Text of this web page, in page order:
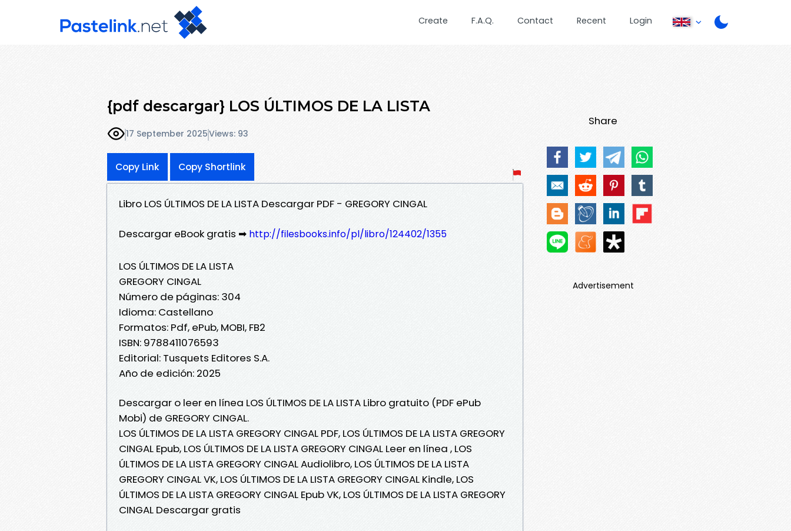
Create F.A.Q. Contact Recent Login
{pdf descargar} LOS ÚLTIMOS DE LA LISTA
17 September 2025Views: 93
Copy Link Copy Shortlink
Libro LOS ÚLTIMOS DE LA LISTA Descargar PDF - GREGORY CINGAL
Descargar eBook gratis ➡ http://filesbooks.info/pl/libro/124402/1355
LOS ÚLTIMOS DE LA LISTA
GREGORY CINGAL
Número de páginas: 304
Idioma: Castellano
Formatos: Pdf, ePub, MOBI, FB2
ISBN: 9788411076593
Editorial: Tusquets Editores S.A.
Año de edición: 2025
Descargar o leer en línea LOS ÚLTIMOS DE LA LISTA Libro gratuito (PDF ePub
Mobi) de GREGORY CINGAL.
LOS ÚLTIMOS DE LA LISTA GREGORY CINGAL PDF, LOS ÚLTIMOS DE LA LISTA GREGORY
CINGAL Epub, LOS ÚLTIMOS DE LA LISTA GREGORY CINGAL Leer en línea , LOS
ÚLTIMOS DE LA LISTA GREGORY CINGAL Audiolibro, LOS ÚLTIMOS DE LA LISTA
GREGORY CINGAL VK, LOS ÚLTIMOS DE LA LISTA GREGORY CINGAL Kindle, LOS
ÚLTIMOS DE LA LISTA GREGORY CINGAL Epub VK, LOS ÚLTIMOS DE LA LISTA GREGORY
CINGAL Descargar gratis
Share
Advertisement